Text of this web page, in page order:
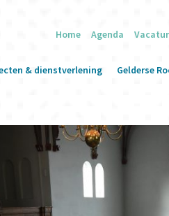
Home Agenda
& dienstverlening Gelderse